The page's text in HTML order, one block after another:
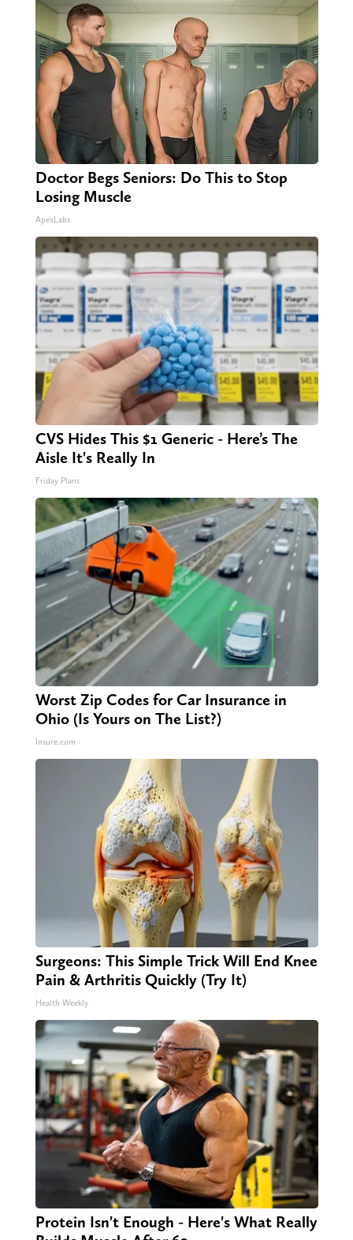
Doctor Begs Seniors: Do This to Stop
Losing Muscle
ApexLabs
CVS Hides This $1 Generic - Here’s The
Aisle It's Really In
Friday Plans
Worst Zip Codes for Car Insurance in
Ohio (Is Yours on The List?)
Insure.com
Surgeons: This Simple Trick Will End Knee
Pain & Arthritis Quickly (Try It)
Health Weekly
Protein Isn't Enough - Here's What Really